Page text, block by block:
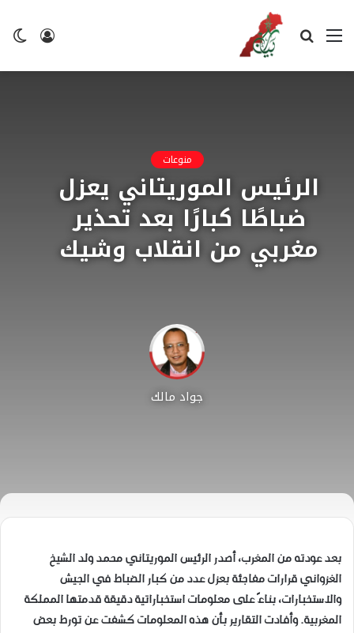
تسجيل
القائمة بحث
منوعات
الرئيس الموريتاني يعزل
ضباطًا كبارًا بعد تحذير
مغربي من انقلاب وشيك
جواد مالك
بعد عودته من المغرب، أصدر الرئيس الموريتاني محمد ولد الشيخ
الغزواني قرارات مفاجئة بعزل عدد من كبار الضباط في الجيش
والاستخبارات، بناءً على معلومات استخباراتية دقيقة قدمتها المملكة
المغربية. وأفادت التقارير بأن هذه المعلومات كشفت عن تورط بعض